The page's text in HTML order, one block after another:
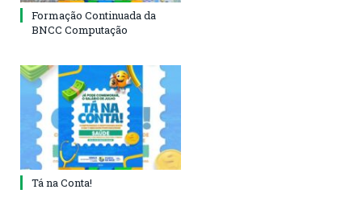
Formação Continuada da
BNCC Computação
Tá na Conta!